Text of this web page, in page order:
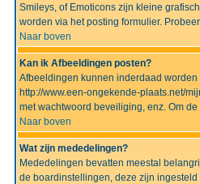
Smileys, of Emoticons zijn kleine
worden via het posting formulier.
Naar boven
Kan ik Afbeeldingen posten?
Afbeeldingen kunnen inderdaad
http://www.een-ongekende-plaats.net/
met wachtwoord beveiliging, enz. Om
Naar boven
Wat zijn mededelingen?
Mededelingen bevatten meestal
de boardinstellingen, deze zijn ingesteld